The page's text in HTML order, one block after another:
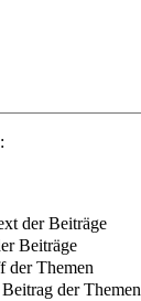
der Beiträge
Beiträge
der Themen
der Themen